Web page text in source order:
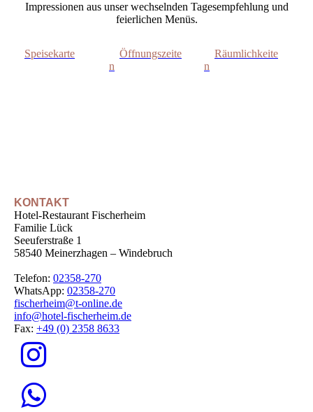
Impressionen aus unser wechselnden Tagesempfehlung und
feierlichen Menüs.
Speisekarte
Öffnungszeite
n
Räumlichkeite
n
KONTAKT
Hotel-Restaurant Fischerheim
Familie Lück
Seeuferstraße 1
58540 Meinerzhagen – Windebruch
Telefon: 02358-270
WhatsApp: 02358-270
fischerheim@t-online.de
info@hotel-fischerheim.de
Fax: +49 (0) 2358 8633